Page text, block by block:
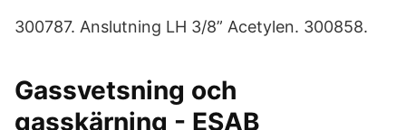
300787. Anslutning LH 3/8” Acetylen. 300858.
Gassvetsning och
gasskärning - ESAB